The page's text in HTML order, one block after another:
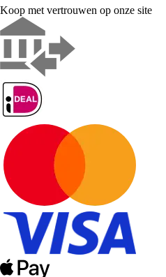
Koop met vertrouwen op onze site